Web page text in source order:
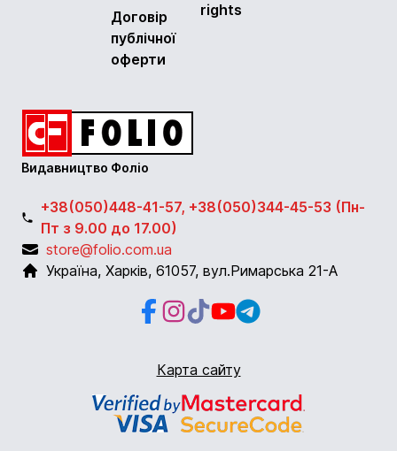
Договір
публічної
оферти
rights
Видавництво Фоліо
+38(050)448-41-57, +38(050)344-45-53 (Пн-
Пт з 9.00 до 17.00)
store@folio.com.ua
Україна, Харків, 61057, вул.Римарська 21-А
Facebook
Instagram
Instagram
YoutubeTelegram
Карта сайту